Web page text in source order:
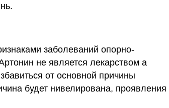
заболеваний опорно-
не является лекарством а
от основной причины
будет нивелирована, проявления